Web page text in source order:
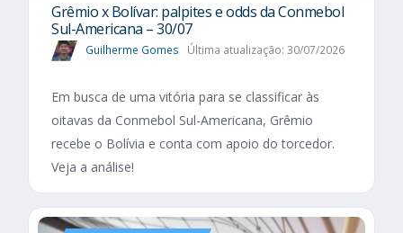
Grêmio x Bolívar: palpites e odds da Conmebol
Sul-Americana – 30/07
Guilherme Gomes Última atualização: 30/07/2026
Em busca de uma vitória para se classificar às
oitavas da Conmebol Sul-Americana, Grêmio
recebe o Bolívia e conta com apoio do torcedor.
Veja a análise!